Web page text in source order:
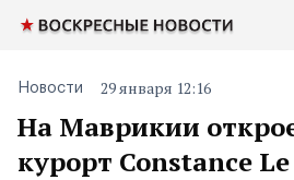
На Маврикии
курорт Constance
Новости 29 января 12:16